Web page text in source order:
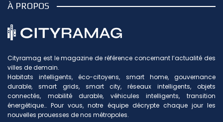
À PROPOS
Cityramag est le magazine de référence concernant l’actualité des
villes de demain.
Habitats intelligents, éco-citoyens, smart home, gouvernance
durable, smart grids, smart city, réseaux intelligents, objets
connectés, mobilité durable, véhicules intelligents, transition
énergétique… Pour vous, notre équipe décrypte chaque jour les
nouvelles prouesses de nos métropoles.